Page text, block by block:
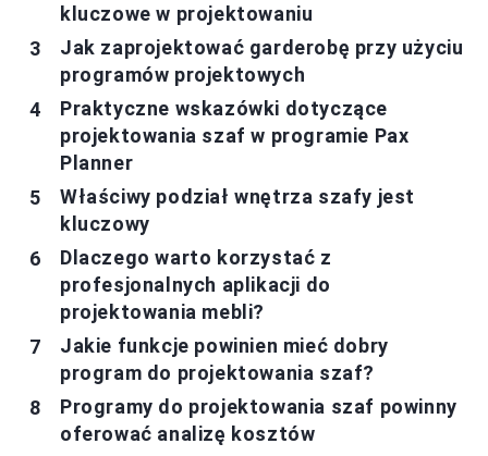
kluczowe w projektowaniu
Jak zaprojektować garderobę przy użyciu
programów projektowych
Praktyczne wskazówki dotyczące
projektowania szaf w programie Pax
Planner
Właściwy podział wnętrza szafy jest
kluczowy
Dlaczego warto korzystać z
profesjonalnych aplikacji do
projektowania mebli?
Jakie funkcje powinien mieć dobry
program do projektowania szaf?
Programy do projektowania szaf powinny
oferować analizę kosztów